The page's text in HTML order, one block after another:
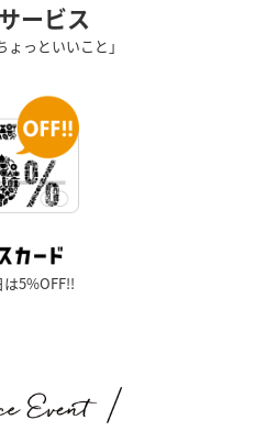
ービス
っといいこと」
5%OFF!!